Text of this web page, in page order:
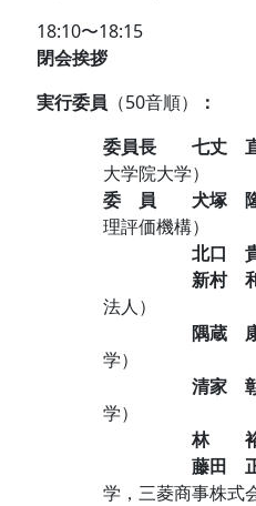
18:10〜18:15
閉会挨拶
実行委員 （50音順）
：
委員長 七丈
大学院大学）
委 員 犬塚
理評価機構）
北口 貴
新村 和
法人）
隅蔵 康
学）
清家 彰
学）
林 裕
藤田 正
学，三菱商事株式